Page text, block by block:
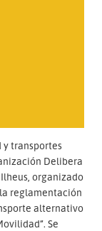
y transportes
Delibera
organizado
reglamentación
alternativo
Se